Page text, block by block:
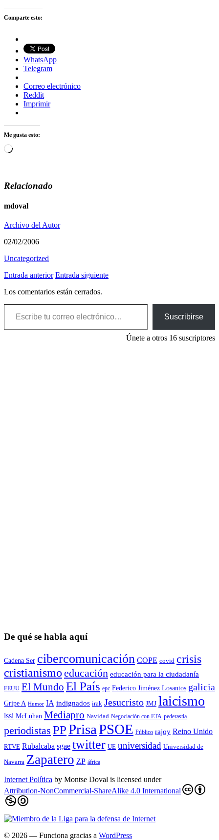
Comparte esto:
WhatsApp
Telegram
Correo electrónico
Reddit
Imprimir
Me gusta esto:
Cargando...
Relacionado
mdoval
Archivo del Autor
02/02/2006
Uncategorized
Entrada anterior Entrada siguiente
Los comentarios están cerrados.
Escribe tu correo electrónico…
Suscribirse
Únete a otros 16 suscriptores
De qué se habla aquí
Cadena Ser cibercomunicación COPE covid crisis
cristianismo educación educación para la ciudadaní­a
EEUU El Mundo El País epc Federico Jiménez Losantos galicia
Gripe A Humor IA indignados irak Jesucristo JMJ laicismo
lssi McLuhan Mediapro Navidad Negociación con ETA pederastia
periodistas PPPrisaPSOE Público rajoy Reino Unido
RTVE Rubalcaba sgae twitter UE universidad Universidad de
Navarra Zapatero ZP áfrica
Internet Política by Montse Doval is licensed under
Attribution-NonCommercial-ShareAlike 4.0 International
© 2026 — Funciona gracias a WordPress